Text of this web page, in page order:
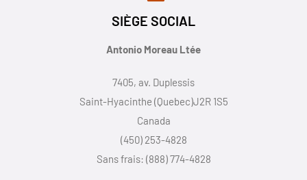
SIÈGE SOCIAL
Antonio Moreau Ltée
7405, av. Duplessis
Saint-Hyacinthe (Quebec)J2R 1S5
Canada
(450) 253-4828
Sans frais: (888) 774-4828